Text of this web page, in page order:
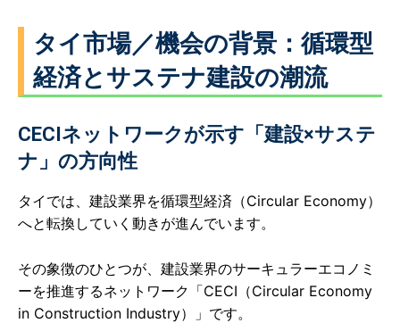
タイ市場／機会の背景：循環型
経済とサステナ建設の潮流
CECIネットワークが示す「建設×サステ
ナ」の方向性
タイでは、建設業界を循環型経済（Circular Economy）
へと転換していく動きが進んでいます。
その象徴のひとつが、建設業界のサーキュラーエコノミ
ーを推進するネットワーク「CECI（Circular Economy
in Construction Industry）」です。